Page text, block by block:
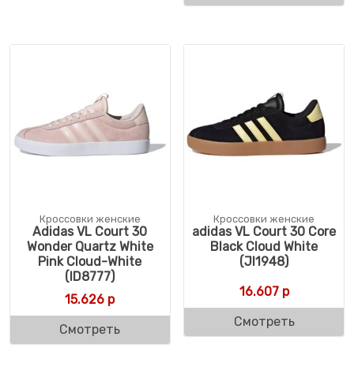
Кроссовки женские
Adidas VL Court 30
Wonder Quartz White
Pink Cloud-White
(ID8777)
15.626 р
Смотреть
Кроссовки женские
adidas VL Court 30 Core
Black Cloud White
(JI1948)
16.607р
Смотреть